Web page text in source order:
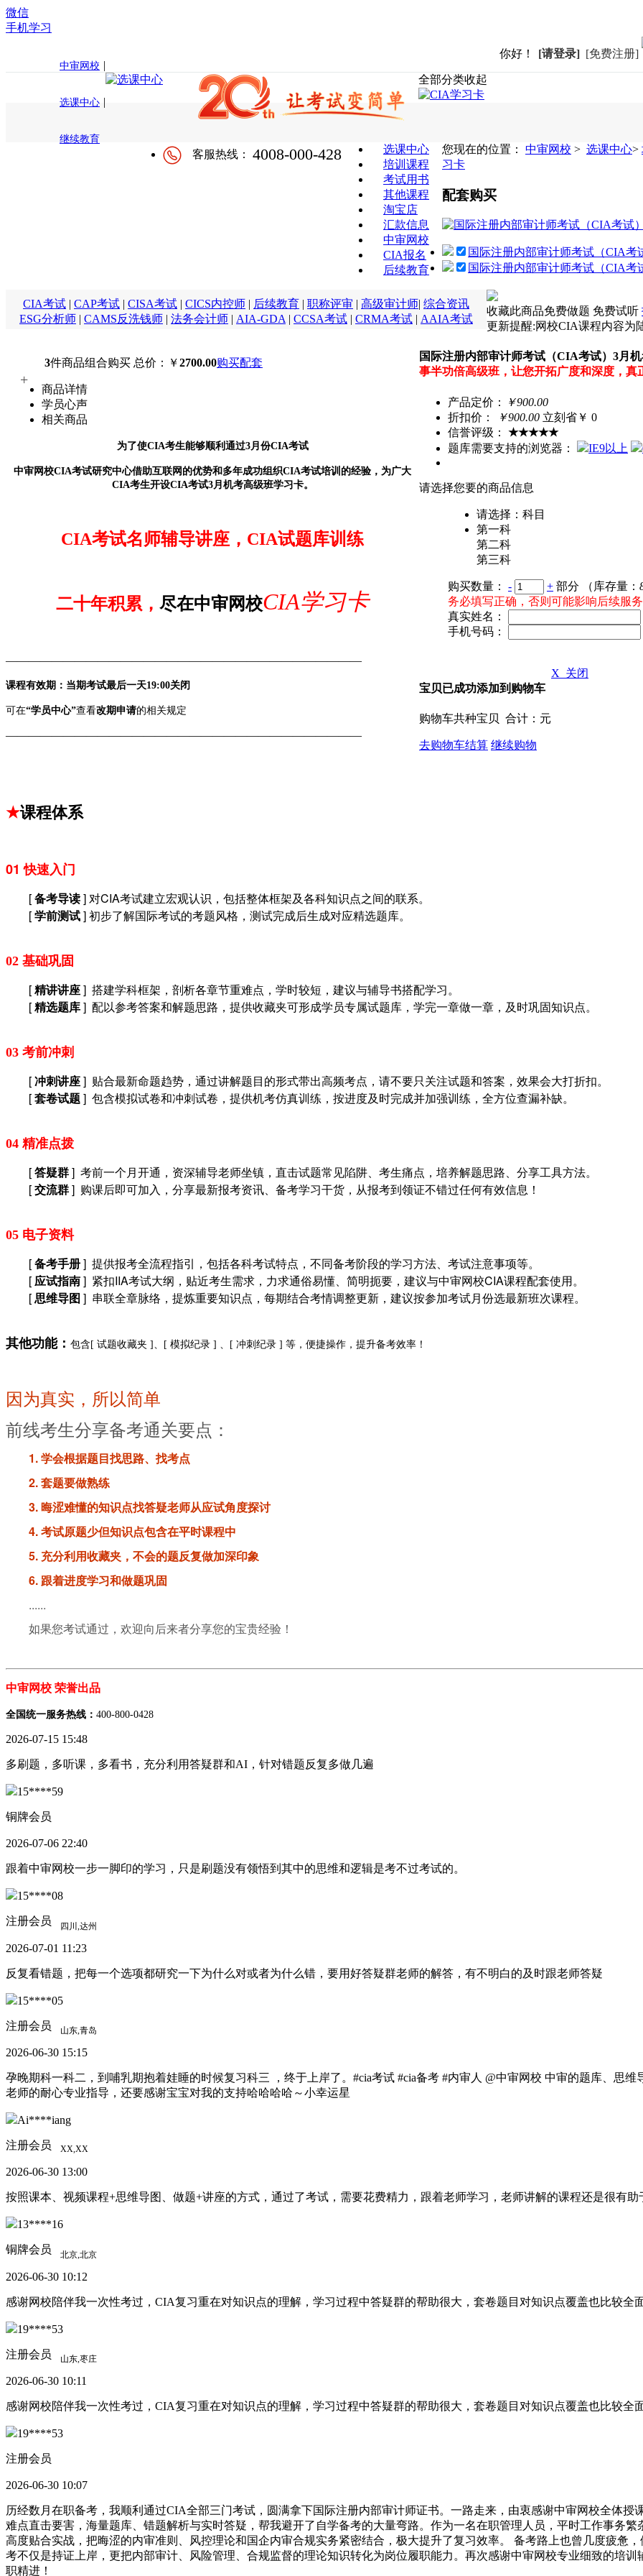
微信
手机学习
中审网校 |
选课中心 |
继续教育
你好！ [请登录] [免费注册]
客服热线： 4008-000-428
全部分类收起
选课中心
培训课程
考试用书
其他课程
淘宝店
汇款信息
中审网校
CIA报名
后续教育
CIA考试 | CAP考试 | CISA考试 | CICS内控师 | 后续教育 | 职称评审 | 高级审计师| 综合资讯
ESG分析师 | CAMS反洗钱师 | 法务会计师 | AIA-GDA | CCSA考试 | CRMA考试 | AAIA考试
您现在的位置： 中审网校 > 选课中心>
习卡
收藏此商品免费做题 免费试听
更新提醒:网校CIA课程内容为
国际注册内部审计师考试（CIA考试）3月
事半功倍高级班，让您开拓广度和深度，真
产品定价：
￥900.00
折扣价：
￥900.00 立刻省￥ 0
信誉评级：
★★★★★
题库需要支持的浏览器：
IE9以上
请选择您要的商品信息
请选择：科目
第一科
第二科
第三科
购买数量： - + 部分 （库存量：
务必填写正确，否则可能影响后续服务
真实姓名：
手机号码：
X 关闭
宝贝已成功添加到购物车
购物车共种宝贝 合计： 元
去购物车结算 继续购物
配套购买
+
国际注册内部审计师考试（CIA考
国际注册内部审计师考试（CIA考
3件商品组合购买 总价：￥2700.00购买配套
商品详情
学员心声
相关商品
为了使CIA考生能够顺利通过3月份CIA考试
中审网校CIA考试研究中心借助互联网的优势和多年成功组织CIA考试培训的经验，为广大
CIA考生开设CIA考试3月机考高级班学习卡。
CIA考试名师辅导讲座，CIA试题库训练
二十年积累， 尽在中审网校CIA学习卡
———————————————————————————————
课程有效期：当期考试最后一天19:00关闭
可在“学员中心”查看改期申请的相关规定
———————————————————————————————
★课程体系
01 快速入门
[备考导读] 对CIA考试建立宏观认识，包括整体框架及各科知识点之间的联系。
[学前测试] 初步了解国际考试的考题风格，测试完成后生成对应精选题库。
02 基础巩固
[精讲讲座] 搭建学科框架，剖析各章节重难点，学时较短，建议与辅导书搭配学习。
[精选题库] 配以参考答案和解题思路，提供收藏夹可形成学员专属试题库，学完一章做一章，及时巩固知识点。
03 考前冲刺
[冲刺讲座] 贴合最新命题趋势，通过讲解题目的形式带出高频考点，请不要只关注试题和答案，效果会大打折扣。
[套卷试题] 包含模拟试卷和冲刺试卷， 提供机考仿真训练，按进度及时完成并加强训练，全方位查漏补缺。
04 精准点拨
[答疑群] 考前一个月开通，资深辅导老师坐镇，直击试题常见陷阱、考生痛点，培养解题思路、分享工具方法。
[交流群] 购课后即可加入，分享最新报考资讯、备考学习干货，从报考到领证不错过任何有效信息！
05 电子资料
[备考手册] 提供报考全流程指引，包括各科考试特点，不同备考阶段的学习方法、考试注意事项等。
[应试指南] 紧扣IIA考试大纲，贴近考生需求，力求通俗易懂、简明扼要，建议与中审网校CIA课程配套使用。
[思维导图 ] 串联全章脉络，提炼重要知识点，每期结合考情调整更新，建议按参加考试月份选最新班次课程。
其他功能： 包含[ 试题收藏夹 ]、[ 模拟纪录 ] 、[ 冲刺纪录 ] 等，便捷操作，提升备考效率！
因为真实，所以简单
前线考生分享备考通关要点：
1. 学会根据题目找思路、找考点
2. 套题要做熟练
3. 晦涩难懂的知识点找答疑老师从应试角度探讨
4. 考试原题少但知识点包含在平时课程中
5. 充分利用收藏夹，不会的题反复做加深印象
6. 跟着进度学习和做题巩固
......
如果您考试通过，欢迎向后来者分享您的宝贵经验！
中审网校 荣誉出品
全国统一服务热线： 400-800-0428
2026-07-15 15:48
多刷题，多听课，多看书，充分利用答疑群和AI，针对错题反复多做几遍
15****59
铜牌会员
2026-07-06 22:40
跟着中审网校一步一脚印的学习，只是刷题没有领悟到其中的思维和逻辑是考不过考试的。
15****08
注册会员
2026-07-01 11:23
反复看错题，把每一个选项都研究一下为什么对或者为什么错，要用好答疑群老师的解答，有不明白的及时跟老师答疑
15****05
注册会员
2026-06-30 15:15
孕晚期科一科二，到哺乳期抱着娃睡的时候复习科三 ，终于上岸了。#cia考试 #cia备考 #内审人 @中审网校 中审的题库、思
老师的耐心专业指导，还要感谢宝宝对我的支持哈哈哈哈～小幸运星
Ai****iang
注册会员
2026-06-30 13:00
按照课本、视频课程+思维导图、做题+讲座的方式，通过了考试，需要花费精力，跟着老师学习，老师讲解的课程还是很有
13****16
铜牌会员
2026-06-30 10:12
感谢网校陪伴我一次性考过，CIA复习重在对知识点的理解，学习过程中答疑群的帮助很大，套卷题目对知识点覆盖也比较全
19****53
注册会员
2026-06-30 10:11
感谢网校陪伴我一次性考过，CIA复习重在对知识点的理解，学习过程中答疑群的帮助很大，套卷题目对知识点覆盖也比较全
19****53
注册会员
2026-06-30 10:07
历经数月在职备考，我顺利通过CIA全部三门考试，圆满拿下国际注册内部审计师证书。一路走来，由衷感谢中审网校全体
难点直击要害，海量题库、错题解析与实时答疑，帮我避开了自学备考的大量弯路。作为一名在职管理人员，平时工作事务
高度贴合实战，把晦涩的内审准则、风控理论和国企内审合规实务紧密结合，极大提升了复习效率。 备考路上也曾几度疲惫
考不仅是持证上岸，更把内部审计、风险管理、合规监督的理论知识转化为岗位履职能力。再次感谢中审网校专业细致的培
职精进！